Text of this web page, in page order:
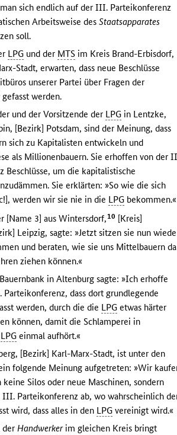
sich endlich auf der III. Parteikonferenz
Arbeitsweise desStaatsapparates
soll.
LPG und der MTS im Kreis Brand-Erbisdorf,
Stadt, erwarten, dass neue Beschlüsse
unserer Partei über Fragen der
gefasst werden.
und der Vorsitzende der LPG in Lentzke,
[Bezirk] Potsdam, sind der Meinung, dass
sich zu Kapitalisten entwickeln und
als Millionenbauern. Sie erhoffen von der
Beschlüsse, um die kapitalistische
Sie erklärten: »So wie die sich
werden wir sie nie in die LPG bekommen.«
[Name 3] aus Wintersdorf,10 [Kreis]
Leipzig, sagte: »Jetzt sitzen sie nun
und beraten, wie sie uns Mittelbauern
ziehen können.«
in Altenburg sagte: »Ich erhoffe
dass dort grundlegende
werden, durch die die LPG etwas härter
können, damit die Schlamperei in
LPG einmal aufhört.«
[Bezirk] Karl-Marx-Stadt, ist unter den
folgende Meinung aufgetreten: »Wir
keine Silos oder neue Maschinen, sondern
Parteikonferenz ab, wo wahrscheinlich
wird, dass alles in den LPG vereinigt wird.«
derHandwerkerim gleichen Kreis bringt